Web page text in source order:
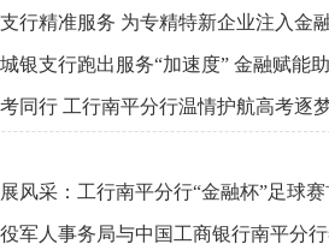
行精准服务 为专精特新企业注入金
银支行跑出服务“加速度” 金融赋能
同行 工行南平分行温情护航高考逐
风采：工行南平分行“金融杯”足球
军人事务局与中国工商银行南平分